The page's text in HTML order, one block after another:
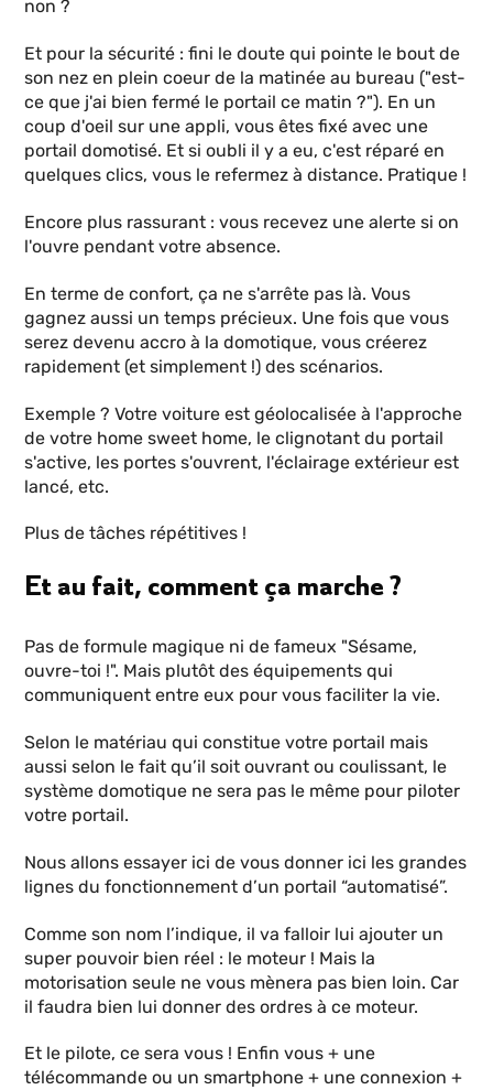
non ?
Et pour la sécurité : fini le doute qui pointe le bout de
son nez en plein coeur de la matinée au bureau ("est-
ce que j'ai bien fermé le portail ce matin ?"). En un
coup d'oeil sur une appli, vous êtes fixé avec une
portail domotisé. Et si oubli il y a eu, c'est réparé en
quelques clics, vous le refermez à distance. Pratique !
Encore plus rassurant : vous recevez une alerte si on
l'ouvre pendant votre absence.
En terme de confort, ça ne s'arrête pas là. Vous
gagnez aussi un temps précieux. Une fois que vous
serez devenu accro à la domotique, vous créerez
rapidement (et simplement !) des scénarios.
Exemple ? Votre voiture est géolocalisée à l'approche
de votre home sweet home, le clignotant du portail
s'active, les portes s'ouvrent, l'éclairage extérieur est
lancé, etc.
Plus de tâches répétitives !
Et au fait, comment ça marche ?
Pas de formule magique ni de fameux "Sésame,
ouvre-toi !". Mais plutôt des équipements qui
communiquent entre eux pour vous faciliter la vie.
Selon le matériau qui constitue votre portail mais
aussi selon le fait qu’il soit ouvrant ou coulissant, le
système domotique ne sera pas le même pour piloter
votre portail.
Nous allons essayer ici de vous donner ici les grandes
lignes du fonctionnement d’un portail “automatisé”.
Comme son nom l’indique, il va falloir lui ajouter un
super pouvoir bien réel : le moteur ! Mais la
motorisation seule ne vous mènera pas bien loin. Car
il faudra bien lui donner des ordres à ce moteur.
Et le pilote, ce sera vous ! Enfin vous + une
télécommande ou un smartphone + une connexion +